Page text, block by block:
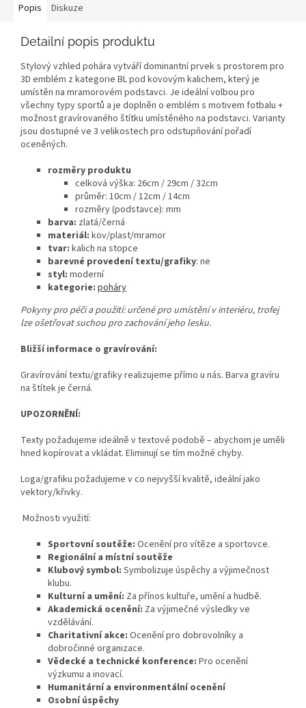
Popis Diskuze
Detailní popis produktu
Stylový vzhled pohára vytváří dominantní prvek s prostorem pro
3D emblém z kategorie BL pod kovovým kalichem, který je
umístěn na mramorovém podstavci. Je ideální volbou pro
všechny typy sportů a je doplněn o emblém s motivem fotbalu +
možnost gravírovaného štítku umístěného na podstavci. Varianty
jsou dostupné ve 3 velikostech pro odstupňování pořadí
oceněných.
rozměry produktu
celková výška: 26cm / 29cm / 32cm
průměr: 10cm / 12cm / 14cm
rozměry (podstavce): mm
barva: zlatá/černá
materiál: kov/plast/mramor
tvar: kalich na stopce
barevné provedení textu/grafiky: ne
styl: moderní
kategorie: poháry
Pokyny pro péči a použití: určené pro umístění v interiéru, trofej
lze ošetřovat suchou pro zachování jeho lesku.
Bližší informace o gravírování:
Gravírování textu/grafiky realizujeme přímo u nás. Barva gravíru
na štítek je černá.
UPOZORNĚNÍ:
Texty požadujeme ideálně v textové podobě – abychom je uměli
hned kopírovat a vkládat. Eliminují se tím možné chyby.
Loga/grafiku požadujeme v co nejvyšší kvalitě, ideální jako
vektory/křivky.
Možnosti využití:
Sportovní soutěže: Ocenění pro vítěze a sportovce.
Regionální a místní soutěže
Klubový symbol: Symbolizuje úspěchy a výjimečnost
klubu.
Kulturní a umění: Za přínos kultuře, umění a hudbě.
Akademická ocenění: Za výjimečné výsledky ve
vzdělávání.
Charitativní akce: Ocenění pro dobrovolníky a
dobročinné organizace.
Vědecké a technické konference: Pro ocenění
výzkumu a inovací.
Humanitární a environmentální ocenění
Osobní úspěchy